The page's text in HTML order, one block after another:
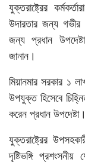
যুক্তরাষ্ট্রের
উদারতার জন্য
জন্য প্রধান
জানান।
মিয়ানমার সরকার ১
উপযুক্ত হিসেবে
করেন প্রধান উপদেষ্টা।
যুক্তরাষ্ট্রের
দৃষ্টিভঙ্গি